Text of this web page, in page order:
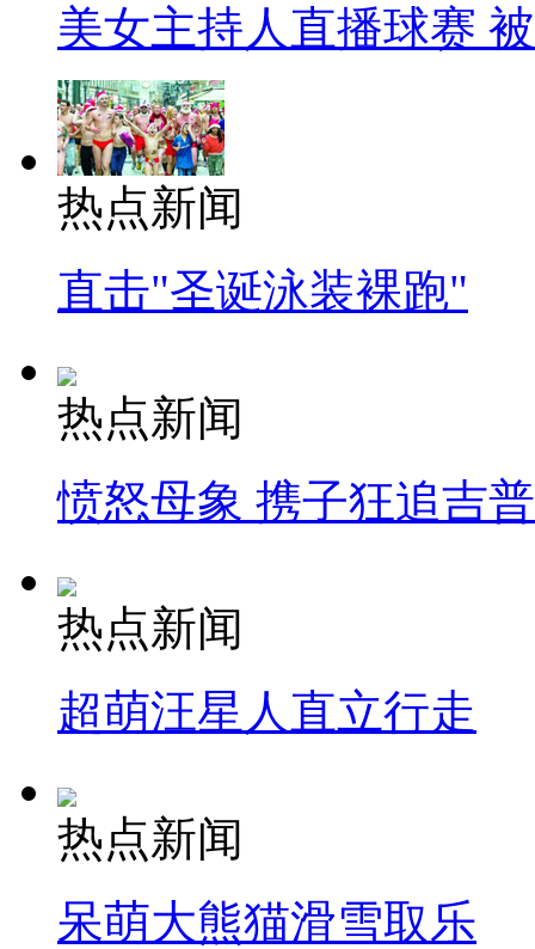
美女主持人直播球赛
热点新闻
直击"圣诞泳装裸跑"
热点新闻
愤怒母象 携子狂追吉
热点新闻
超萌汪星人直立行走
热点新闻
呆萌大熊猫滑雪取乐